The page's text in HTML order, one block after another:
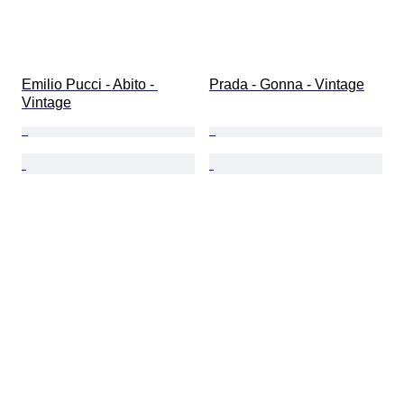
Emilio Pucci - Abito -
Vintage
Prada - Gonna - Vintage